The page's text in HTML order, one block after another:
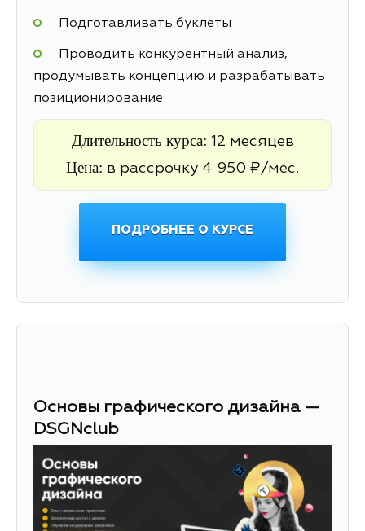
Подготавливать буклеты
Проводить конкурентный анализ,
продумывать концепцию и разрабатывать
позиционирование
Длительность курса: 12 месяцев
Цена: в рассрочку 4 950 ₽/мес.
ПОДРОБНЕЕ О КУРСЕ
Основы графического дизайна —
DSGNclub